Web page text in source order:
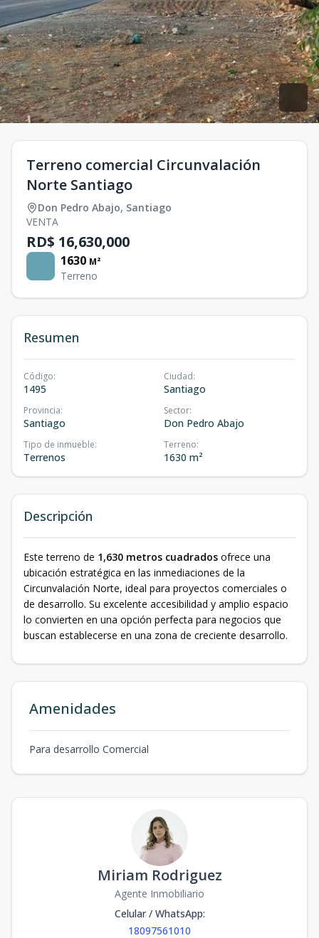
Terreno comercial Circunvalación
Norte Santiago
Don Pedro Abajo, Santiago
VENTA
RD$ 16,630,000
1630 M²
Terreno
Resumen
Código:
1495
Ciudad:
Santiago
Provincia:
Santiago
Sector:
Don Pedro Abajo
Tipo de inmueble:
Terrenos
Terreno:
1630 m²
Descripción
Este terreno de 1,630 metros cuadrados ofrece una
ubicación estratégica en las inmediaciones de la
Circunvalación Norte, ideal para proyectos comerciales o
de desarrollo. Su excelente accesibilidad y amplio espacio
lo convierten en una opción perfecta para negocios que
buscan establecerse en una zona de creciente desarrollo.
Amenidades
Para desarrollo Comercial
Miriam Rodriguez
Agente Inmobiliario
Celular / WhatsApp:
18097561010